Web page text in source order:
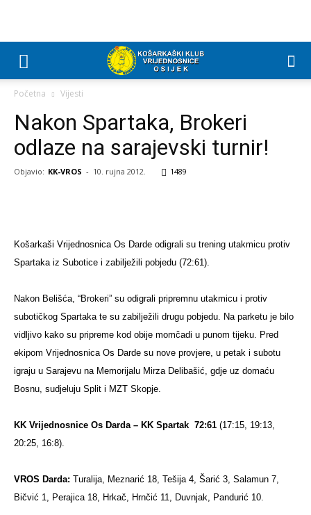
Početna Vijesti
Nakon Spartaka, Brokeri
odlaze na sarajevski turnir!
Objavio: KK-VROS - 10. rujna 2012. 1489
Košarkaši Vrijednosnica Os Darde odigrali su trening utakmicu protiv
Spartaka iz Subotice i zabilježili pobjedu (72:61).
Nakon Belišća, “Brokeri” su odigrali pripremnu utakmicu i protiv
subotičkog Spartaka te su zabilježili drugu pobjedu. Na parketu je bilo
vidljivo kako su pripreme kod obije momčadi u punom tijeku. Pred
ekipom Vrijednosnica Os Darde su nove provjere, u petak i subotu
igraju u Sarajevu na Memorijalu Mirza Delibašić, gdje uz domaću
Bosnu, sudjeluju Split i MZT Skopje.
KK Vrijednosnice Os Darda – KK Spartak 72:61 (17:15, 19:13,
20:25, 16:8).
VROS Darda: Turalija, Meznarić 18, Tešija 4, Šarić 3, Salamun 7,
Bičvić 1, Perajica 18, Hrkač, Hrnčić 11, Duvnjak, Pandurić 10.